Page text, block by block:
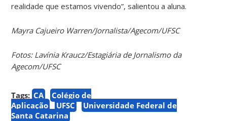
realidade que estamos vivendo”, salientou a aluna.
Mayra Cajueiro Warren/Jornalista/Agecom/UFSC
Fotos: Lavínia Kraucz/Estagiária de Jornalismo da
Agecom/UFSC
Tags: CA
Colégio de
Aplicação
UFSC
Universidade Federal de
Santa Catarina